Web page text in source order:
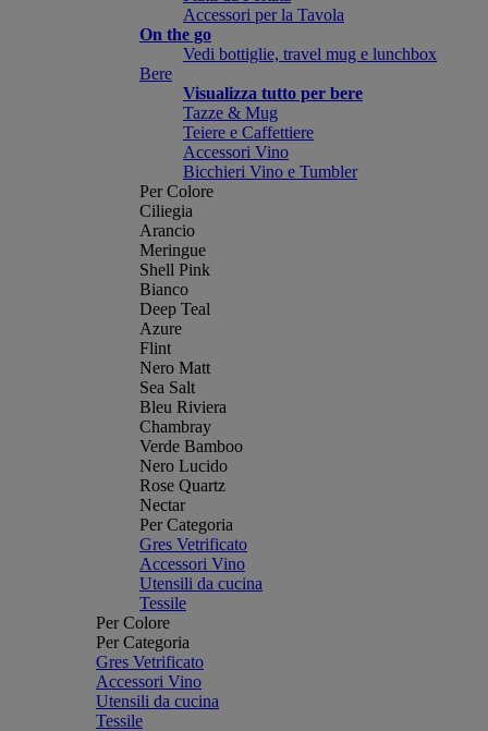
Accessori per la Tavola
On the go
Vedi bottiglie, travel mug e lunchbox
Bere
Visualizza tutto per bere
Tazze & Mug
Teiere e Caffettiere
Accessori Vino
Bicchieri Vino e Tumbler
Per Colore
Ciliegia
Arancio
Meringue
Shell Pink
Bianco
Deep Teal
Azure
Flint
Nero Matt
Sea Salt
Bleu Riviera
Chambray
Verde Bamboo
Nero Lucido
Rose Quartz
Nectar
Per Categoria
Gres Vetrificato
Accessori Vino
Utensili da cucina
Tessile
Per Colore
Per Categoria
Gres Vetrificato
Accessori Vino
Utensili da cucina
Tessile